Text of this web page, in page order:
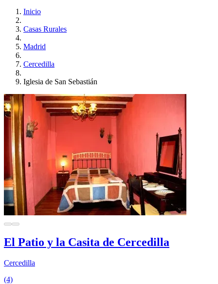
Inicio
Casas Rurales
Madrid
Cercedilla
Iglesia de San Sebastián
El Patio y la Casita de Cercedilla
Cercedilla
(4)